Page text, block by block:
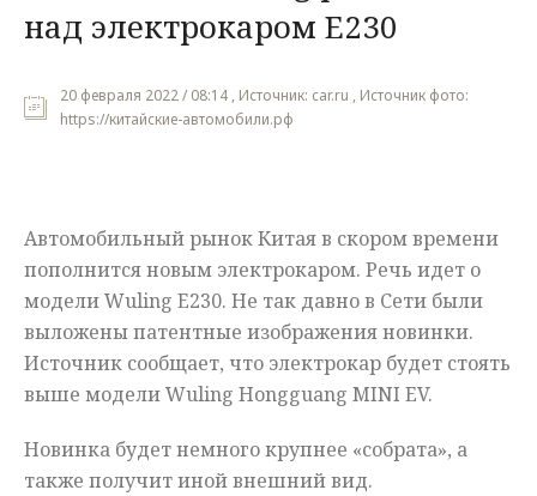
Культура
Общество
Происшествия
над электрокаром E230
20 февраля 2022 / 08:14 , Источник: car.ru , Источник фото:
https://китайские-автомобили.рф
Автомобильный рынок Китая в скором времени
пополнится новым электрокаром. Речь идет о
модели Wuling E230. Не так давно в Сети были
выложены патентные изображения новинки.
Источник сообщает, что электрокар будет стоять
выше модели Wuling Hongguang MINI EV.
Новинка будет немного крупнее «собрата», а
также получит иной внешний вид.